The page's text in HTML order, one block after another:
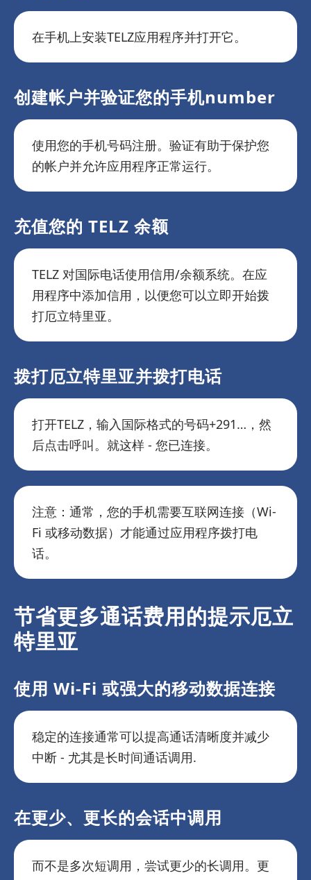
在手机上安装TELZ应用程序并打开它。
创建帐户并验证您的手机number
使用您的手机号码注册。验证有助于保护您
的帐户并允许应用程序正常运行。
充值您的 TELZ 余额
TELZ 对国际电话使用信用/余额系统。在应
用程序中添加信用，以便您可以立即开始拨
打厄立特里亚。
拨打厄立特里亚并拨打电话
打开TELZ，输入国际格式的号码+291…，然
后点击呼叫。就这样 - 您已连接。
注意：通常，您的手机需要互联网连接（Wi-
Fi 或移动数据）才能通过应用程序拨打电
话。
节省更多通话费用的提示厄立
特里亚
使用 Wi-Fi 或强大的移动数据连接
稳定的连接通常可以提高通话清晰度并减少
中断 - 尤其是长时间通话调用.
在更少、更长的会话中调用
而不是多次短调用，尝试更少的长调用。更